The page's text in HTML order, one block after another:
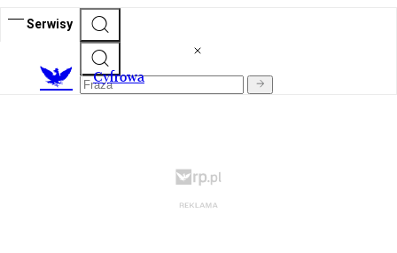
Serwisy
Cyfrowa